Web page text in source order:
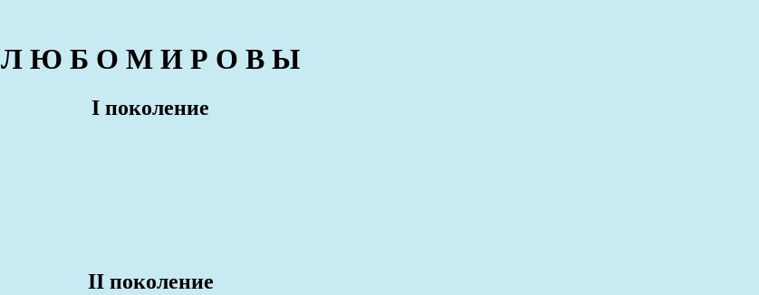
Л Ю Б О М И Р О В Ы
I поколение
II поколение